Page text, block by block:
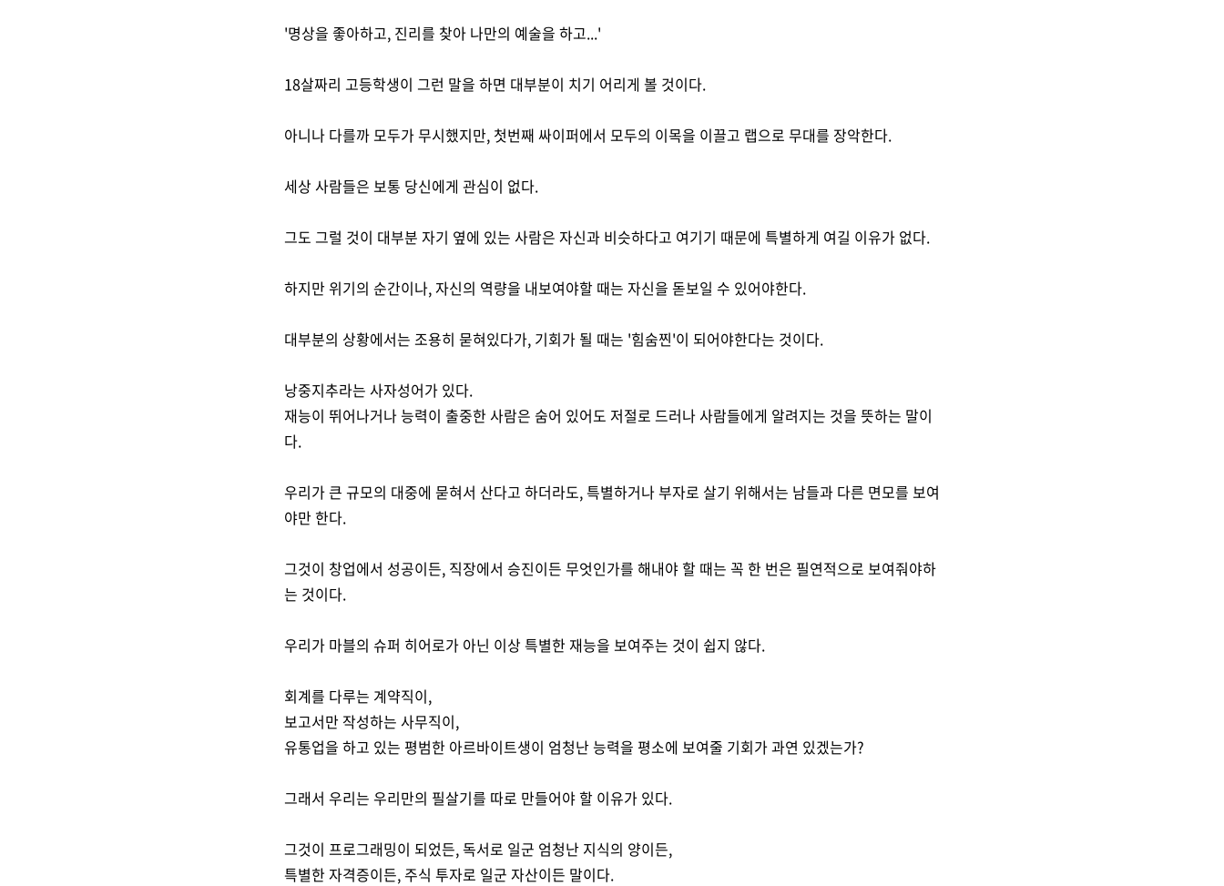
'명상을 좋아하고, 진리를 찾아 나만의 예술을 하고...'
18살짜리 고등학생이 그런 말을 하면 대부분이 치기 어리게 볼 것이다.
아니나 다를까 모두가 무시했지만, 첫번째 싸이퍼에서 모두의 이목을 이끌고 랩으로 무대를 장악한다.
세상 사람들은 보통 당신에게 관심이 없다.
그도 그럴 것이 대부분 자기 옆에 있는 사람은 자신과 비슷하다고 여기기 때문에 특별하게 여길 이유가 없다.
하지만 위기의 순간이나, 자신의 역량을 내보여야할 때는 자신을 돋보일 수 있어야한다.
대부분의 상황에서는 조용히 묻혀있다가, 기회가 될 때는 '힘숨찐'이 되어야한다는 것이다.
낭중지추라는 사자성어가 있다.
재능이 뛰어나거나 능력이 출중한 사람은 숨어 있어도 저절로 드러나 사람들에게 알려지는 것을 뜻하는 말이
다.
우리가 큰 규모의 대중에 묻혀서 산다고 하더라도, 특별하거나 부자로 살기 위해서는 남들과 다른 면모를 보여
야만 한다.
그것이 창업에서 성공이든, 직장에서 승진이든 무엇인가를 해내야 할 때는 꼭 한 번은 필연적으로 보여줘야하
는 것이다.
우리가 마블의 슈퍼 히어로가 아닌 이상 특별한 재능을 보여주는 것이 쉽지 않다.
회계를 다루는 계약직이,
보고서만 작성하는 사무직이,
유통업을 하고 있는 평범한 아르바이트생이 엄청난 능력을 평소에 보여줄 기회가 과연 있겠는가?
그래서 우리는 우리만의 필살기를 따로 만들어야 할 이유가 있다.
그것이 프로그래밍이 되었든, 독서로 일군 엄청난 지식의 양이든,
특별한 자격증이든, 주식 투자로 일군 자산이든 말이다.